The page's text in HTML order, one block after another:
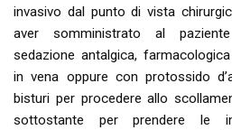
invasivo dal punto di vista
aver somministrato al
sedazione antalgica,
in vena oppure con protossido
bisturi per procedere allo
sottostante per prendere le